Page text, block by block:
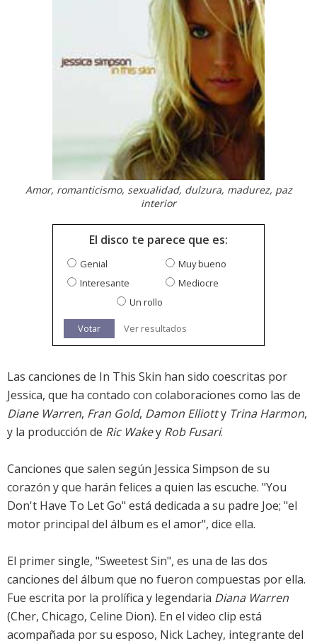
Amor, romanticismo, sexualidad, dulzura, madurez, paz
interior
El disco te parece que es:
Genial
Muy bueno
Interesante
Mediocre
Un rollo
Votar Ver resultados
Las canciones de In This Skin han sido coescritas por
Jessica, que ha contado con colaboraciones como las de
Diane Warren, Fran Gold, Damon Elliotty Trina Harmon,
y la producción de Ric Wakey Rob Fusari.
Canciones que salen según Jessica Simpson de su
corazón y que harán felices a quien las escuche. "You
Don't Have To Let Go" está dedicada a su padre Joe; "el
motor principal del álbum es el amor", dice ella.
El primer single, "Sweetest Sin", es una de las dos
canciones del álbum que no fueron compuestas por ella.
Fue escrita por la prolífica y legendaria Diana Warren
(Cher, Chicago, Celine Dion). En el video clip está
acompañada por su esposo, Nick Lachey, integrante del